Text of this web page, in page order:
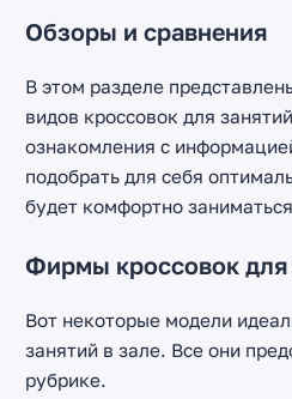
Обзоры и сравнения
В этом разделе
видов кроссовок для
ознакомления с
подобрать для себя
будет комфортно
Фирмы кроссовок для
Вот некоторые модели
занятий в зале. Все они
рубрике.